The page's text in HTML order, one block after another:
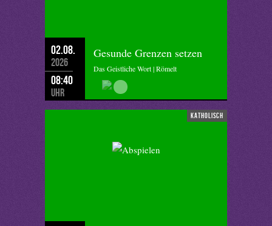
02.08.
2026
08:40
Uhr
Gesunde Grenzen setzen
Das Geistliche Wort | Römelt
katholisch